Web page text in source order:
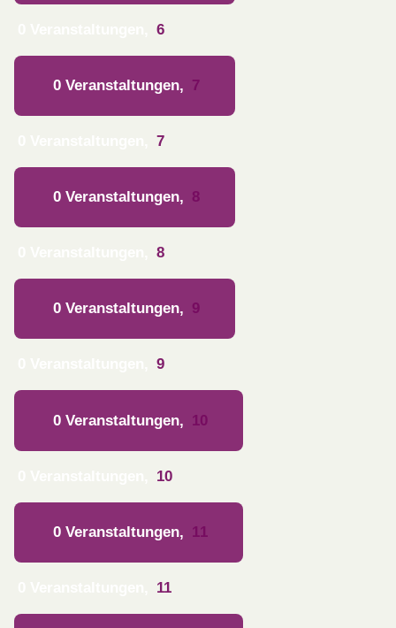
6
0 Veranstaltungen, 7
7
0 Veranstaltungen, 8
8
0 Veranstaltungen, 9
9
0 Veranstaltungen, 10
10
0 Veranstaltungen, 11
11